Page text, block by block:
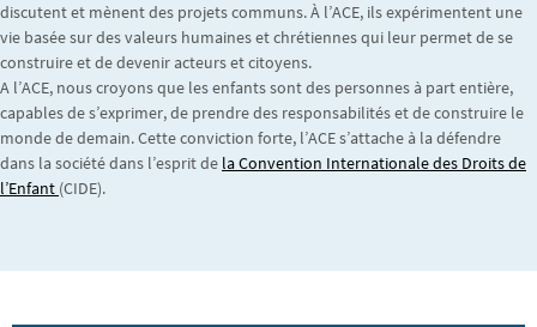
discutent et mènent des projets communs. À l’ACE, ils expérimentent une
vie basée sur des valeurs humaines et chrétiennes qui leur permet de se
construire et de devenir acteurs et citoyens.
A l’ACE, nous croyons que les enfants sont des personnes à part entière,
capables de s’exprimer, de prendre des responsabilités et de construire le
monde de demain. Cette conviction forte, l’ACE s’attache à la défendre
dans la société dans l’esprit de la Convention Internationale des Droits de
l’Enfant (CIDE).